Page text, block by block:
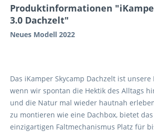
Produktinformationen
3.0 Dachzelt"
Neues Modell 2022
Das iKamper Skycamp Dachzelt ist
wenn wir spontan die Hektik des Alltags
und die Natur mal wieder hautnah
zu montieren wie eine Dachbox, bietet
einzigartigen Faltmechanismus Platz für